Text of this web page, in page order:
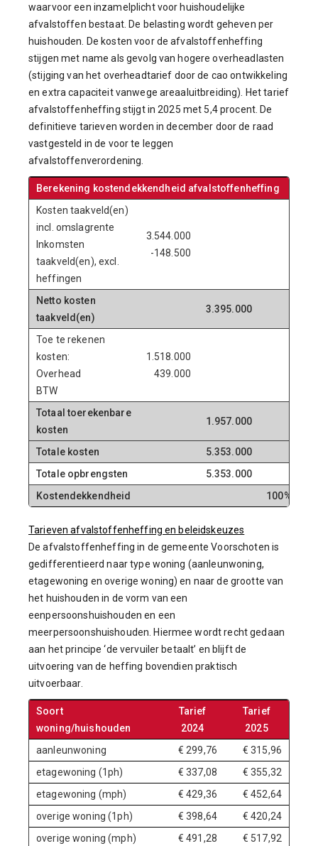
waarvoor een inzamelplicht voor huishoudelijke
afvalstoffen bestaat. De belasting wordt geheven per
huishouden. De kosten voor de afvalstoffenheffing
stijgen met name als gevolg van hogere overheadlasten
(stijging van het overheadtarief door de cao ontwikkeling
en extra capaciteit vanwege areaaluitbreiding). Het tarief
afvalstoffenheffing stijgt in 2025 met 5,4 procent. De
definitieve tarieven worden in december door de raad
vastgesteld in de voor te leggen
afvalstoffenverordening.
Berekening kostendekkendheid afvalstoffenheffing
Kosten taakveld(en)
incl. omslagrente
Inkomsten
taakveld(en), excl.
heffingen
3.544.000
-148.500
Netto kosten
taakveld(en)
3.395.000
Toe te rekenen
kosten:
Overhead
BTW
1.518.000
439.000
Totaal toerekenbare
kosten
1.957.000
Totale kosten
5.353.000
Totale opbrengsten
5.353.000
Kostendekkendheid
100%
Tarieven afvalstoffenheffing en beleidskeuzes
De afvalstoffenheffing in de gemeente Voorschoten is
gedifferentieerd naar type woning (aanleunwoning,
etagewoning en overige woning) en naar de grootte van
het huishouden in de vorm van een
eenpersoonshuishouden en een
meerpersoonshuishouden. Hiermee wordt recht gedaan
aan het principe ‘de vervuiler betaalt’ en blijft de
uitvoering van de heffing bovendien praktisch
uitvoerbaar.
Soort
woning/huishouden
Tarief
2024
Tarief
2025
aanleunwoning
€ 299,76
€ 315,96
etagewoning (1ph)
€ 337,08
€ 355,32
etagewoning (mph)
€ 429,36
€ 452,64
overige woning (1ph)
€ 398,64
€ 420,24
overige woning (mph)
€ 491,28 € 517,92